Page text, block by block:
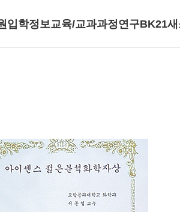
입학정보교육/교과과정연구BK21새